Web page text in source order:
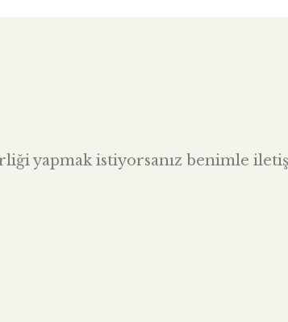
yapmak istiyorsanız benimle